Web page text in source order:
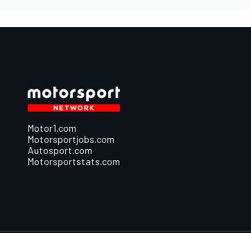
Motor1.com
Motorsportjobs.com
Autosport.com
Motorsportstats.com